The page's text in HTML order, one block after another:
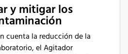
y mitigar los
cuenta la reducción de la
el Agitador